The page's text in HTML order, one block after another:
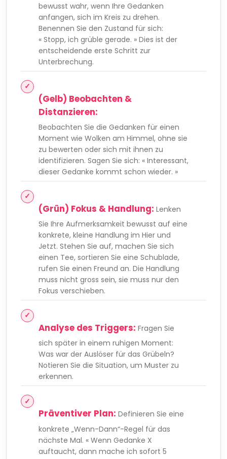
bewusst wahr, wenn Ihre Gedanken
anfangen, sich im Kreis zu drehen.
Benennen Sie den Zustand für sich:
« Stopp, ich grüble gerade. » Dies ist der
entscheidende erste Schritt zur
Unterbrechung.
(Gelb) Beobachten &
Distanzieren:
Beobachten Sie die Gedanken für einen
Moment wie Wolken am Himmel, ohne sie
zu bewerten oder sich mit ihnen zu
identifizieren. Sagen Sie sich: « Interessant,
dieser Gedanke kommt schon wieder. »
(Grün) Fokus & Handlung: Lenken
Sie Ihre Aufmerksamkeit bewusst auf eine
konkrete, kleine Handlung im Hier und
Jetzt. Stehen Sie auf, machen Sie sich
einen Tee, sortieren Sie eine Schublade,
rufen Sie einen Freund an. Die Handlung
muss nicht gross sein, sie muss nur den
Fokus verschieben.
Analyse des Triggers: Fragen Sie
sich später in einem ruhigen Moment:
Was war der Auslöser für das Grübeln?
Notieren Sie die Situation, um Muster zu
erkennen.
Präventiver Plan: Definieren Sie eine
konkrete „Wenn-Dann“-Regel für das
nächste Mal. « Wenn Gedanke X
auftaucht, dann mache ich sofort 5